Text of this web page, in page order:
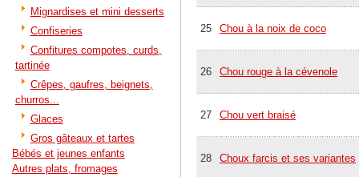
25 Chou à la noix de coco
26 Chou rouge à la cévenole
27 Chou vert braisé
28 Choux farcis et ses variantes
Mignardises et mini desserts
Confiseries
Confitures compotes, curds,
tartinée
Crêpes, gaufres, beignets,
churros...
Glaces
Gros gâteaux et tartes
Bébés et jeunes enfants
Autres plats, fromages